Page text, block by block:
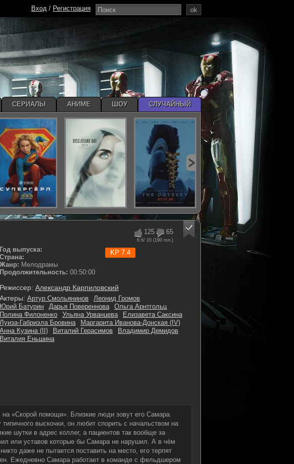
125 65
6.6/ 10 (190 гол.)
KP 7.4
Год выпуска:
Страна:
Жанр: Мелодрамы
Продолжительность: 00:50:00
Режиссер: Александр Карпиловский
Актеры: Артур Смольянинов
Леонид Громов
Юрий Батурин
Дарья Повереннова
Ольга Арнтгольц
Полина Филоненко
Ульяна Урванцева
Елизавета Саксина
Луиза-Габриэла Бровина
Маргарита Иванова-Донская (IV)
Анна Кузина (II)
Виталий Герасимов
Владимир Демидов
Виталия Еньшина
«Скорой помощи». Близкие люди зовут его Самара.
типичного выскочки, он любит спорить с начальством на
шутки в адрес коллег, а пациентов так вообще за
или уставов которые бы Самара не нарушил. А в чём
даже не пытается поставить на место, его терпят
Ежедневно Самара работает в команде с фельдшером
ok
Вход / Регистрация
СЕРИАЛЫ АНИМЕ ШОУ СЛУЧАЙНЫЙ